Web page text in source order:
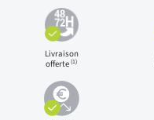
Livraison
offerte(1)